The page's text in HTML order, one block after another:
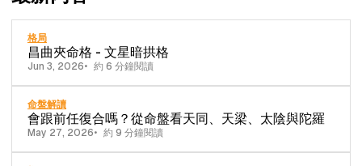
格局
昌曲夾命格 - 文星暗拱格
Jun 3, 2026 約 6 分鐘閱讀
命盤解讀
會跟前任復合嗎？從命盤看天同、天梁、太陰與陀羅
May 27, 2026 約 9 分鐘閱讀